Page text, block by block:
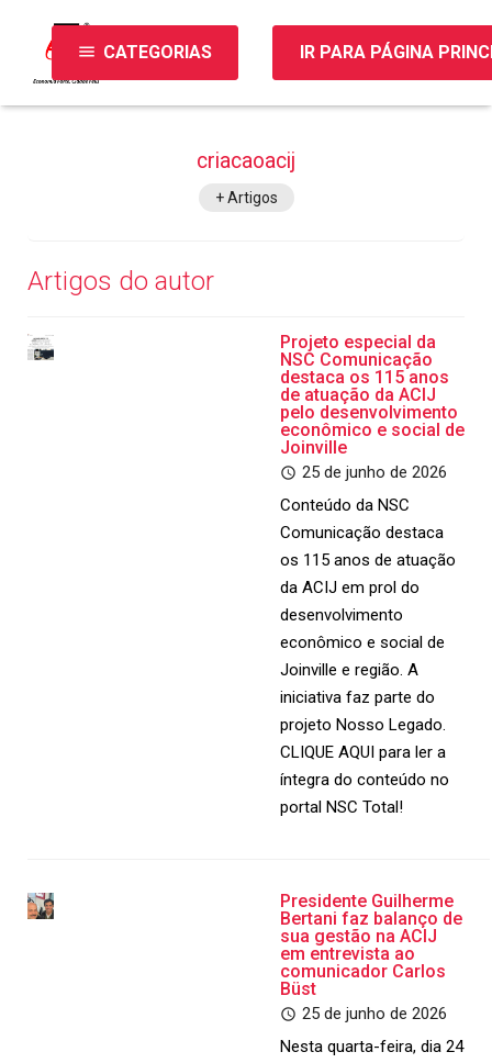
menu CATEGORIAS IR PARA PÁGINA
criacaoacij
+ Artigos
Artigos do autor
Projeto especial da
NSC Comunicação
destaca os 115 anos
de atuação da ACIJ
pelo desenvolvimento
econômico e social de
Joinville
25 de junho de 2026
Conteúdo da NSC
Comunicação destaca
os 115 anos de atuação
da ACIJ em prol do
desenvolvimento
econômico e social de
Joinville e região. A
iniciativa faz parte do
projeto Nosso Legado.
CLIQUE AQUI para ler a
íntegra do conteúdo no
portal NSC Total!
Presidente Guilherme
Bertani faz balanço de
sua gestão na ACIJ
em entrevista ao
comunicador Carlos
Büst
25 de junho de 2026
Nesta quarta-feira, dia 24